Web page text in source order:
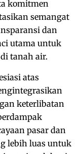
komitmen
semangat
dan
utama untuk
tanah air.
atas
keterlibatan
pasar dan
lebih luas untuk